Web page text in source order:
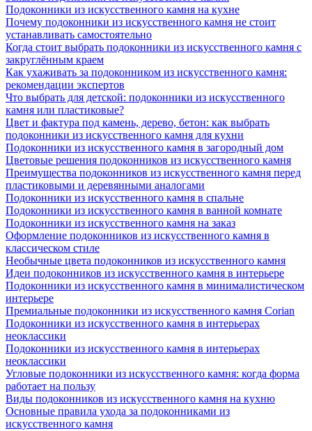
Подоконники из искусственного камня на кухне
Почему подоконники из искусственного камня не стоит
устанавливать самостоятельно
Когда стоит выбрать подоконники из искусственного камня с
закруглённым краем
Как ухаживать за подоконником из искусственного камня:
рекомендации экспертов
Что выбрать для детской: подоконники из искусственного
камня или пластиковые?
Цвет и фактура под камень, дерево, бетон: как выбрать
подоконники из искусственного камня для кухни
Подоконники из искусственного камня в загородный дом
Цветовые решения подоконников из искусственного камня
Преимущества подоконников из искусственного камня перед
пластиковыми и деревянными аналогами
Подоконники из искусственного камня в спальне
Подоконники из искусственного камня в ванной комнате
Подоконники из искусственного камня на заказ
Оформление подоконников из искусственного камня в
классическом стиле
Необычные цвета подоконников из искусственного камня
Идеи подоконников из искусственного камня в интерьере
Подоконники из искусственного камня в минималистическом
интерьере
Премиальные подоконники из искусственного камня Corian
Подоконники из искусственного камня в интерьерах
неоклассики
Подоконники из искусственного камня в интерьерах
неоклассики
Угловые подоконники из искусственного камня: когда форма
работает на пользу
Виды подоконников из искусственного камня на кухню
Основные правила ухода за подоконниками из
искусственного камня